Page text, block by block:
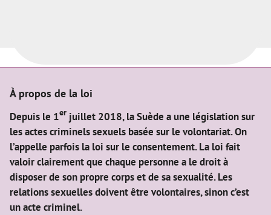
À propos de la loi
Depuis le 1er juillet 2018, la Suède a une législation sur
les actes criminels sexuels basée sur le volontariat. On
l’appelle parfois la loi sur le consentement. La loi fait
valoir clairement que chaque personne a le droit à
disposer de son propre corps et de sa sexualité. Les
relations sexuelles doivent être volontaires, sinon c’est
un acte criminel.